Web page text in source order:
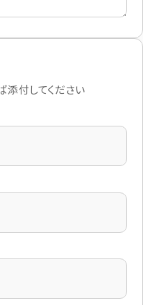
添付してください